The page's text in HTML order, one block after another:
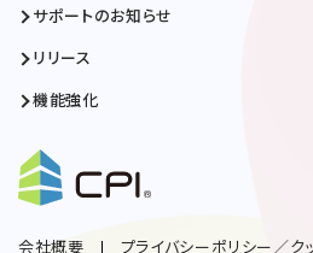
サポートのお知らせ
リリース
機能強化
会社概要 プライバシーポリシー／ク